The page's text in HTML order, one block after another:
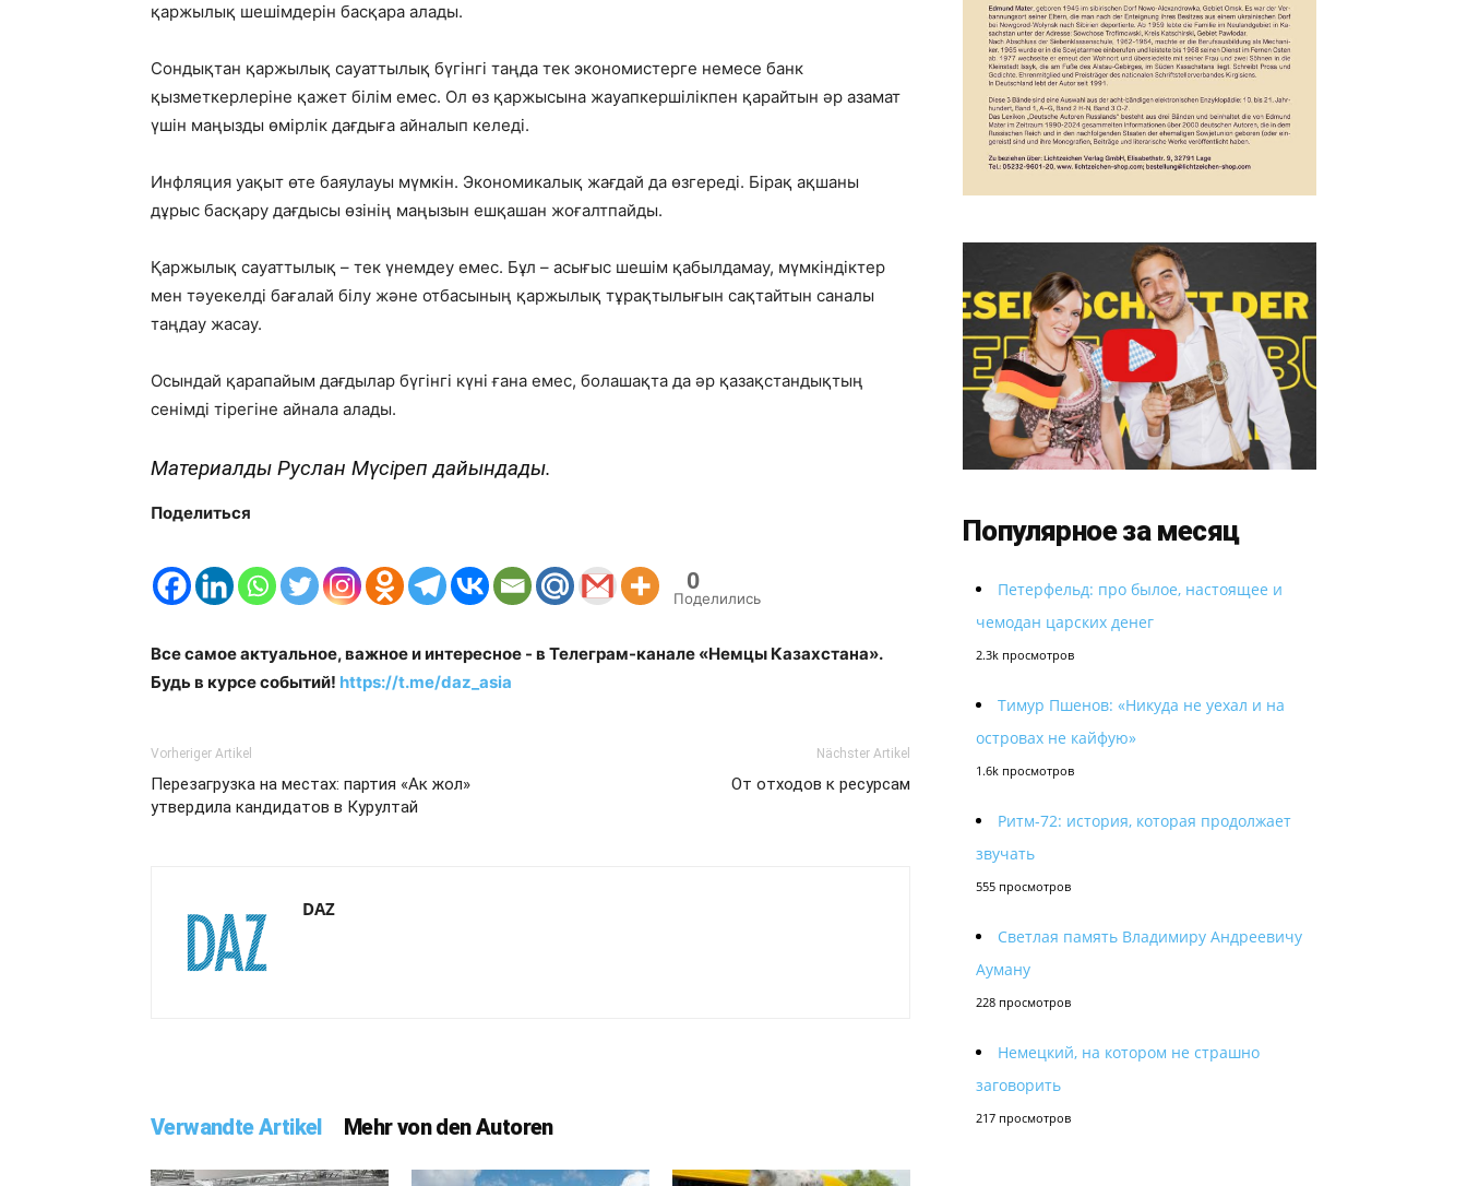
қаржылық шешімдерін басқара алады.
Сондықтан қаржылық сауаттылық бүгінгі таңда тек экономистерге немесе банк
қызметкерлеріне қажет білім емес. Ол өз қаржысына жауапкершілікпен қарайтын әр азамат
үшін маңызды өмірлік дағдыға айналып келеді.
Инфляция уақыт өте баяулауы мүмкін. Экономикалық жағдай да өзгереді. Бірақ ақшаны
дұрыс басқару дағдысы өзінің маңызын ешқашан жоғалтпайды.
Қаржылық сауаттылық – тек үнемдеу емес. Бұл – асығыс шешім қабылдамау, мүмкіндіктер
мен тәуекелді бағалай білу және отбасының қаржылық тұрақтылығын сақтайтын саналы
таңдау жасау.
Осындай қарапайым дағдылар бүгінгі күні ғана емес, болашақта да әр қазақстандықтың
сенімді тірегіне айнала алады.
Материалды Руслан Мүсіреп дайындады.
Поделиться
0
Поделились
Все самое актуальное, важное и интересное - в Телеграм-канале «Немцы Казахстана».
Будь в курсе событий! https://t.me/daz_asia
Vorheriger Artikel
Перезагрузка на местах: партия «Ак жол»
утвердила кандидатов в Курултай
Nächster Artikel
От отходов к ресурсам
DAZ
Verwandte Artikel Mehr von den Autoren
Популярное за месяц
Петерфельд: про былое, настоящее и
чемодан царских денег
2.3k просмотров
Тимур Пшенов: «Никуда не уехал и на
островах не кайфую»
1.6k просмотров
Ритм-72: история, которая продолжает
звучать
555 просмотров
Светлая память Владимиру Андреевичу
Ауману
228 просмотров
Немецкий, на котором не страшно
заговорить
217 просмотров